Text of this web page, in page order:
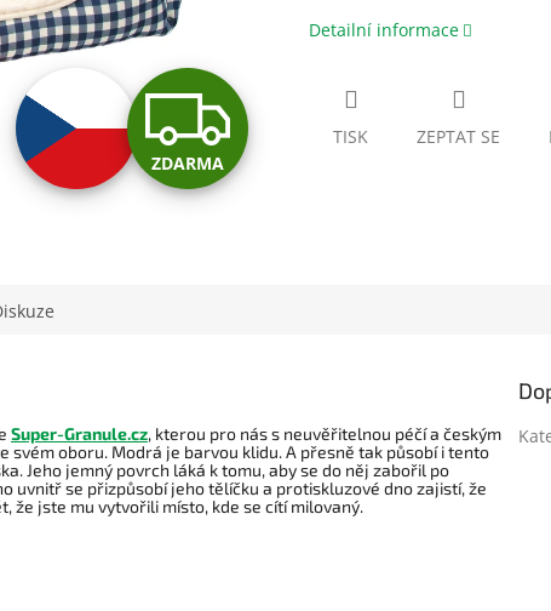
Z
D
M
A
ZDARMA
Detailní informace
TISK ZEPTAT SE
Super-Granule.cz, kterou pro nás s neuvěřitelnou péčí a českým
svém oboru. Modrá je barvou klidu. A přesně tak působí i tento
Jeho jemný povrch láká k tomu, aby se do něj zabořil po
uvnitř se přizpůsobí jeho tělíčku a protiskluzové dno zajistí, že
že jste mu vytvořili místo, kde se cítí milovaný.